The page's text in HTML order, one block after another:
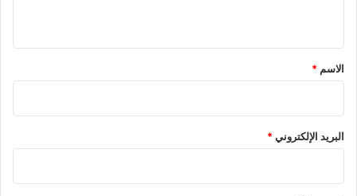
*
الاسم *
البريد الإلكتروني*